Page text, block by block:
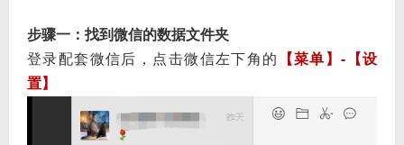
步骤一：找到微信的数据文件夹
登录配套微信后，点击微信左下角的
【菜单】-【设
置】